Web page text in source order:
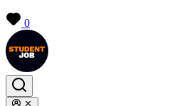
0